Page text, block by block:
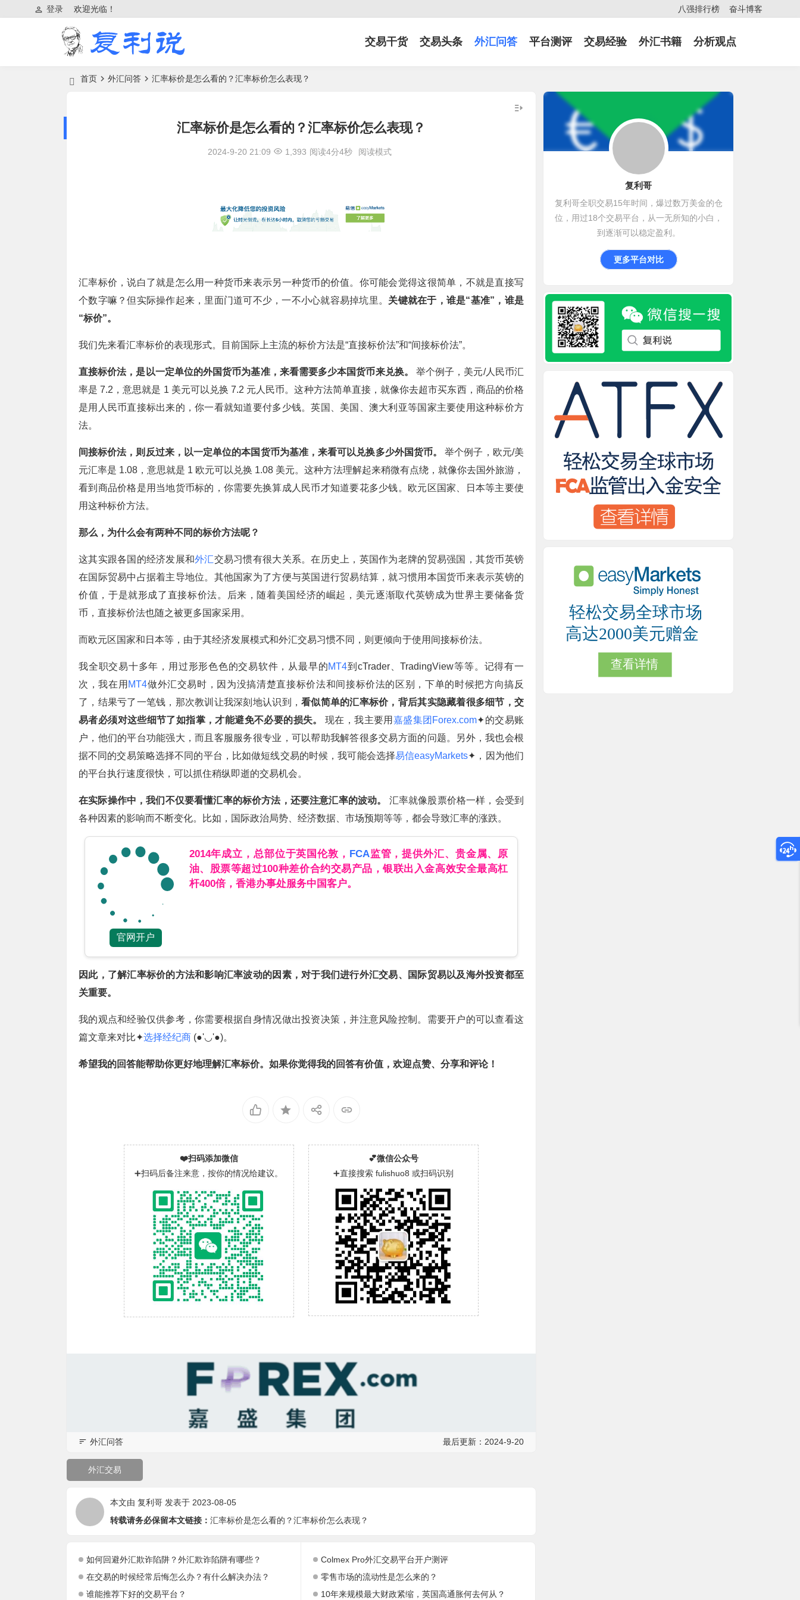
欢迎光临！
登录 八强排行榜 奋斗博客
交易干货 交易头条 外汇问答 平台测评 交易经验 外汇书籍 分析观点
首页 外汇问答 汇率标价是怎么看的？汇率标价怎么表现？
汇率标价是怎么看的？汇率标价怎么表现？
2024-9-20 21:09 1,393 阅读4分4秒 阅读模式
汇率标价，说白了就是怎么用一种货币来表示另一种货币的价值。你可能会觉得这很简单，不就是直接写
个数字嘛？但实际操作起来，里面门道可不少，一不小心就容易掉坑里。 关键就在于，谁是“基准”，谁是
“标价”。
我们先来看汇率标价的表现形式。目前国际上主流的标价方法是“直接标价法”和“间接标价法”。
直接标价法，是以一定单位的外国货币为基准，来看需要多少本国货币来兑换。
举个例子，美元/人民币汇
率是 7.2，意思就是 1 美元可以兑换 7.2 元人民币。这种方法简单直接，就像你去超市买东西，商品的价格
是用人民币直接标出来的，你一看就知道要付多少钱。英国、美国、澳大利亚等国家主要使用这种标价方
法。
间接标价法，则反过来，以一定单位的本国货币为基准，来看可以兑换多少外国货币。
举个例子，欧元/美
元汇率是 1.08，意思就是 1 欧元可以兑换 1.08 美元。这种方法理解起来稍微有点绕，就像你去国外旅游，
看到商品价格是用当地货币标的，你需要先换算成人民币才知道要花多少钱。欧元区国家、日本等主要使
用这种标价方法。
那么，为什么会有两种不同的标价方法呢？
这其实跟各国的经济发展和外汇交易习惯有很大关系。在历史上，英国作为老牌的贸易强国，其货币英镑
在国际贸易中占据着主导地位。其他国家为了方便与英国进行贸易结算，就习惯用本国货币来表示英镑的
价值，于是就形成了直接标价法。后来，随着美国经济的崛起，美元逐渐取代英镑成为世界主要储备货
币，直接标价法也随之被更多国家采用。
而欧元区国家和日本等，由于其经济发展模式和外汇交易习惯不同，则更倾向于使用间接标价法。
我全职交易十多年，用过形形色色的交易软件，从最早的MT4到cTrader、TradingView等等。记得有一
次，我在用 MT4做外汇交易时，因为没搞清楚直接标价法和间接标价法的区别，下单的时候把方向搞反
了，结果亏了一笔钱，那次教训让我深刻地认识到，看似简单的汇率标价，背后其实隐藏着很多细节，交
易者必须对这些细节了如指掌，才能避免不必要的损失。
现在，我主要用 嘉盛集团Forex.com✦的交易账
户，他们的平台功能强大，而且客服服务很专业，可以帮助我解答很多交易方面的问题。另外，我也会根
据不同的交易策略选择不同的平台，比如做短线交易的时候，我可能会选择易信easyMarkets✦，因为他们
的平台执行速度很快，可以抓住稍纵即逝的交易机会。
在实际操作中，我们不仅要看懂汇率的标价方法，还要注意汇率的波动。
汇率就像股票价格一样，会受到
各种因素的影响而不断变化。比如，国际政治局势、经济数据、市场预期等等，都会导致汇率的涨跌。
官网开户
2014年成立，总部位于英国伦敦， FCA监管，提供外汇、贵金属、原
油、股票等超过100种差价合约交易产品，银联出入金高效安全最高杠
杆400倍，香港办事处服务中国客户。
因此，了解汇率标价的方法和影响汇率波动的因素，对于我们进行外汇交易、国际贸易以及海外投资都至
关重要。
我的观点和经验仅供参考，你需要根据自身情况做出投资决策，并注意风险控制。需要开户的可以查看这
篇文章来对比✦选择经纪商 (●'◡'●)。
希望我的回答能帮助你更好地理解汇率标价。如果你觉得我的回答有价值，欢迎点赞、分享和评论！
❤️扫码添加微信
➕扫码后备注来意，按你的情况给建议。
💕微信公众号
➕直接搜索 fulishuo8 或扫码识别
外汇问答 最后更新：2024-9-20
外汇交易
本文由 复利哥 发表于 2023-08-05
转载请务必保留本文链接： 汇率标价是怎么看的？汇率标价怎么表现？
如何回避外汇欺诈陷阱？外汇欺诈陷阱有哪些？
在交易的时候经常后悔怎么办？有什么解决办法？
谁能推荐下好的交易平台？
Colmex Pro外汇交易平台开户测评
零售市场的流动性是怎么来的？
10年来规模最大财政紧缩，英国高通胀何去何从？
复利哥
复利哥全职交易15年时间，爆过数万美金的仓
位，用过18个交易平台，从一无所知的小白，
到逐渐可以稳定盈利。
更多平台对比